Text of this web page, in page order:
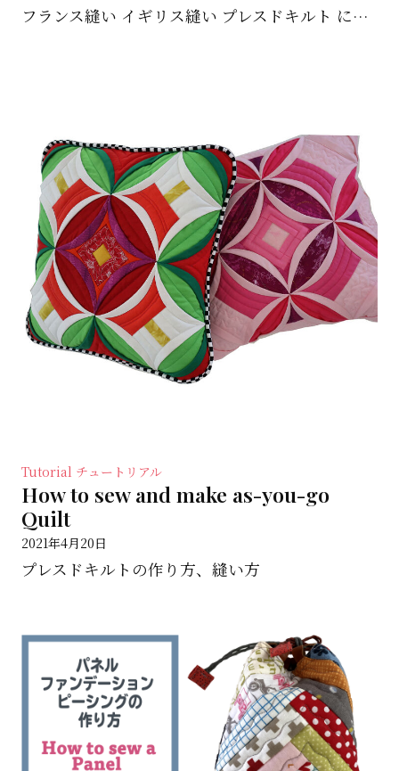
フランス縫い イギリス縫い プレスドキルト にチャレンジ！
Tutorial チュートリアル
How to sew and make as-you-go
Quilt
2021年4月20日
プレスドキルトの作り方、縫い方